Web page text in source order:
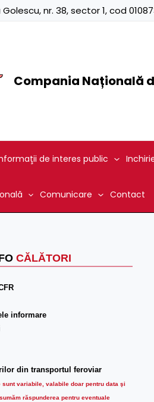
nr. 38, sector 1, cod
Compania Națională
de interes public
Comunicare Contact
CĂLĂTORI
informare
din transportul feroviar
variabile, valabile doar pentru data şi
răspunderea pentru eventuale